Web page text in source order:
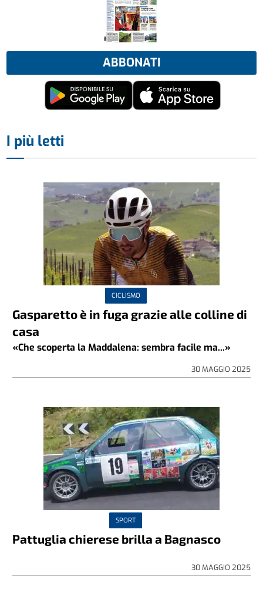
ABBONATI
I più letti
CICLISMO
Gasparetto è in fuga grazie alle colline di
casa
«Che scoperta la Maddalena: sembra facile ma...»
30 MAGGIO 2025
SPORT
Pattuglia chierese brilla a Bagnasco
30 MAGGIO 2025